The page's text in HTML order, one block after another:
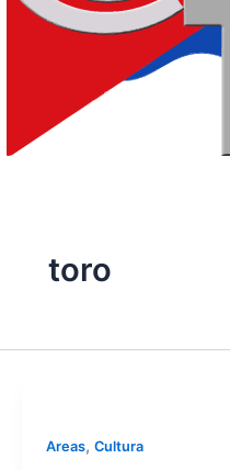
toro
Areas, Cultura